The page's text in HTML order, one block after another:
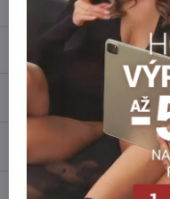
Recenze
Diskuse 0